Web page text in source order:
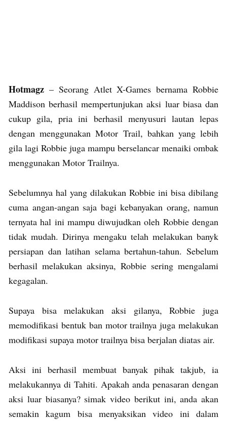
Hotmagz – Seorang Atlet X-Games bernama Robbie
Maddison berhasil mempertunjukan aksi luar biasa dan
cukup gila, pria ini berhasil menyusuri lautan lepas
dengan menggunakan Motor Trail, bahkan yang lebih
gila lagi Robbie juga mampu berselancar menaiki ombak
menggunakan Motor Trailnya.
Sebelumnya hal yang dilakukan Robbie ini bisa dibilang
cuma angan-angan saja bagi kebanyakan orang, namun
ternyata hal ini mampu diwujudkan oleh Robbie dengan
tidak mudah. Dirinya mengaku telah melakukan banyk
persiapan dan latihan selama bertahun-tahun. Sebelum
berhasil melakukan aksinya, Robbie sering mengalami
kegagalan.
Supaya bisa melakukan aksi gilanya, Robbie juga
memodifikasi bentuk ban motor trailnya juga melakukan
modifikasi supaya motor trailnya bisa berjalan diatas air.
Aksi ini berhasil membuat banyak pihak takjub, ia
melakukannya di Tahiti. Apakah anda penasaran dengan
aksi luar biasanya? simak video berikut ini, anda akan
semakin kagum bisa menyaksikan video ini dalam